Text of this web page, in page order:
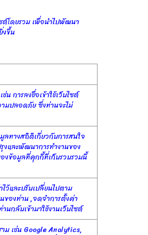
ต์โดยรวม เพื่อนำไปพัฒนา
งขึ้น
น การลงชื่อเข้าใช้เว็บไซต์
มปลอดภัย ซึ่งท่านจะไม่
ลทางสถิติเกี่ยวกับการสนใจ
งและพัฒนาการทำงานของ
งข้อมูลที่คุกกี้ที่เก็บรวบรวมนี้
ว้และปรับเปลี่ยนไปตาม
ของท่าน ,จดจำการตั้งค่า
กลับเข้ามาใช้งานเว็บไซต์
ม เช่น Google Analytics,